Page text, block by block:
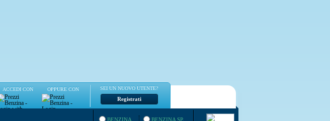
ACCEDI CON OPPURE CON SEI UN NUOVO UTENTE?
Registrati
BENZINA
BENZINA SP.